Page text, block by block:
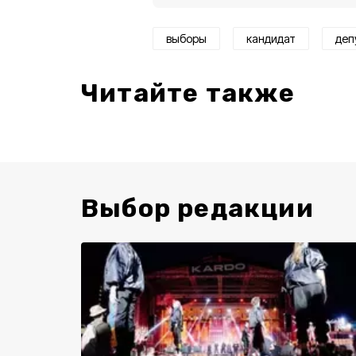
выборы кандидат
Читайте также
Выбор редакции